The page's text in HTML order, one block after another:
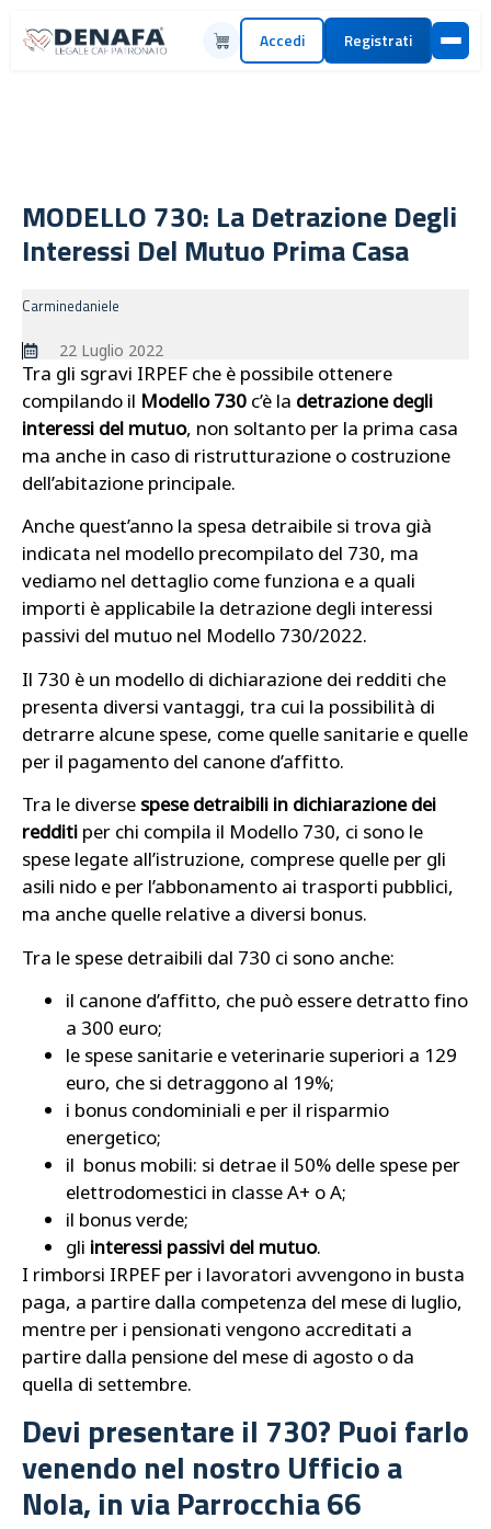
Accedi Registrati
MODELLO 730: La Detrazione Degli
Interessi Del Mutuo Prima Casa
Carminedaniele
22 Luglio 2022
Tra gli sgravi IRPEF che è possibile ottenere
compilando il Modello 730 c’è la detrazione degli
interessi del mutuo, non soltanto per la prima casa
ma anche in caso di ristrutturazione o costruzione
dell’abitazione principale.
Anche quest’anno la spesa detraibile si trova già
indicata nel modello precompilato del 730, ma
vediamo nel dettaglio come funziona e a quali
importi è applicabile la detrazione degli interessi
passivi del mutuo nel Modello 730/2022.
Il 730 è un modello di dichiarazione dei redditi che
presenta diversi vantaggi, tra cui la possibilità di
detrarre alcune spese, come quelle sanitarie e quelle
per il pagamento del canone d’affitto.
Tra le diverse spese detraibili in dichiarazione dei
redditi per chi compila il Modello 730, ci sono le
spese legate all’istruzione, comprese quelle per gli
asili nido e per l’abbonamento ai trasporti pubblici,
ma anche quelle relative a diversi bonus.
Tra le spese detraibili dal 730 ci sono anche:
il canone d’affitto, che può essere detratto fino
a 300 euro;
le spese sanitarie e veterinarie superiori a 129
euro, che si detraggono al 19%;
i bonus condominiali e per il risparmio
energetico;
il bonus mobili: si detrae il 50% delle spese per
elettrodomestici in classe A+ o A;
il bonus verde;
gli interessi passivi del mutuo.
I rimborsi IRPEF per i lavoratori avvengono in busta
paga, a partire dalla competenza del mese di luglio,
mentre per i pensionati vengono accreditati a
partire dalla pensione del mese di agosto o da
quella di settembre.
Devi presentare il 730? Puoi farlo
venendo nel nostro Ufficio a
Nola, in via Parrocchia 66